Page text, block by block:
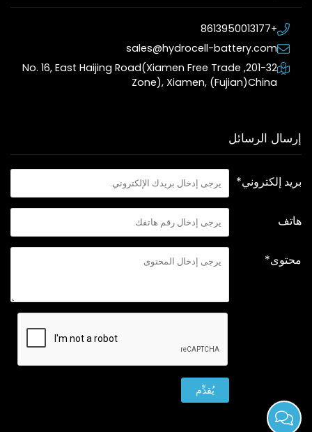
+8613950013177
sales@hydrocell-battery.com
201-32, No. 16, East Haijing Road(Xiamen Free Trade
Zone), Xiamen, (Fujian)China
إرسال الرسائل
بريد إلكتروني*
هاتف
محتوى*
يُقدِّم